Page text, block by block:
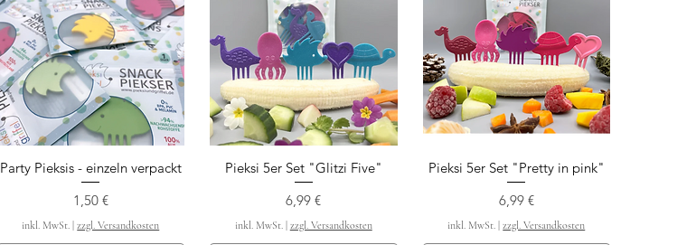
Schnellansicht
Party Pieksis - einzeln verpackt
Preis
1,50 €
inkl. MwSt. |zzgl. Versandkosten
Schnellansicht
Pieksi 5er Set "Glitzi Five"
Preis
6,99 €
inkl. MwSt. | zzgl. Versandkosten
Schnellansicht
Pieksi 5er Set "Pretty in pink"
Preis
6,99 €
inkl. MwSt. |zzgl. Versandkosten